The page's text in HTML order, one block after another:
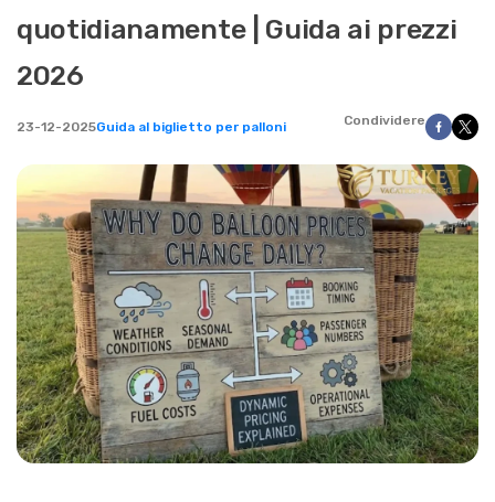
quotidianamente | Guida ai prezzi
2026
23-12-2025Guida al biglietto per palloni Condividere